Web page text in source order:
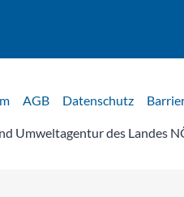
AGB Datenschutz
Umweltagentur des Landes